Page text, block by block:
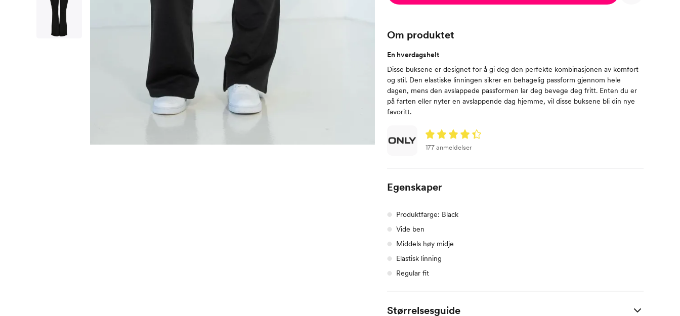
Om produktet
En hverdagshelt
Disse buksene er designet for å gi deg den perfekte kombinasjonen av komfort
og stil. Den elastiske linningen sikrer en behagelig passform gjennom hele
dagen, mens den avslappede passformen lar deg bevege deg fritt. Enten du er
på farten eller nyter en avslappende dag hjemme, vil disse buksene bli din nye
favoritt.
177 anmeldelser
Egenskaper
Produktfarge: Black
Vide ben
Middels høy midje
Elastisk linning
Regular fit
Størrelsesguide